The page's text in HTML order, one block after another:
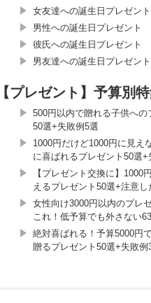
女友達への誕生日プレゼント
男性への誕生日プレゼント
彼氏への誕生日プレゼント
男友達への誕生日プレゼント
【プレゼント】予算別
500円以内で贈れる子供への
50選+失敗例5選
1000円だけど1000円に見え
に喜ばれるプレゼント50選+
【プレゼント交換に】1000
えるプレゼント50選+注意し
女性向け3000円以内のプレ
これ！低予算でも外さない
絶対喜ばれる！予算5000円
贈るプレゼント50選+失敗例